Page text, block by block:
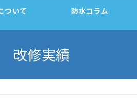
ついて 防水コラム
改修実績